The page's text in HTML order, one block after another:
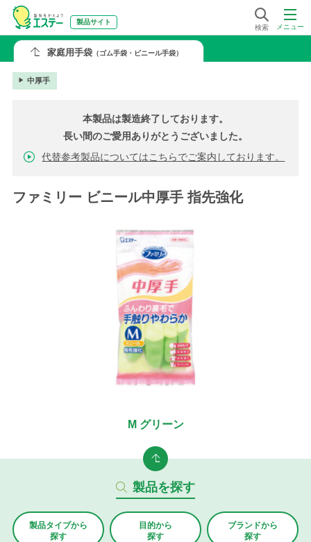
メニュー
検索
製品サイト
家庭用手袋（ゴム手袋・ビニール手袋）
中厚手
本製品は製造終了しております。
長い間のご愛用ありがとうございました。
代替参考製品についてはこちらでご案内しております。
ファミリー ビニール中厚手 指先強化
M グリーン
製品を探す
製品タイプから
探す
目的から
探す
ブランドから
探す